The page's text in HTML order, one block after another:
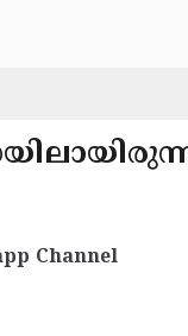
Channel